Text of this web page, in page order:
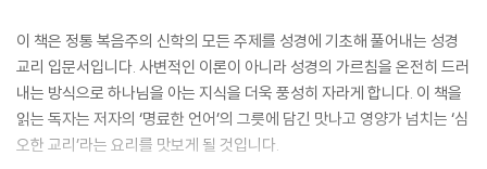
이 책은 정통 복음주의 신학의 모든 주제를 성경에 기초해 풀어내는 성경
교리 입문서입니다. 사변적인 이론이 아니라 성경의 가르침을 온전히 드러
내는 방식으로 하나님을 아는 지식을 더욱 풍성히 자라게 합니다. 이 책을
읽는 독자는 저자의 ‘명료한 언어’의 그릇에 담긴 맛나고 영양가 넘치는 ‘심
오한 교리’라는 요리를 맛보게 될 것입니다.